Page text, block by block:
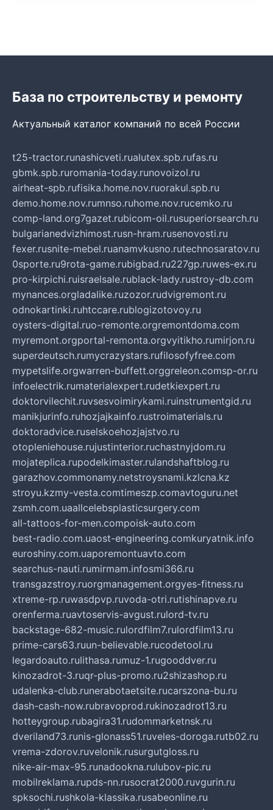
База по строительству и ремонту
Актуальный каталог компаний по всей России
t25-tractor.runashicveti.rualutex.spb.rufas.ru
gbmk.spb.ruromania-today.runovoizol.ru
airheat-spb.rufisika.home.nov.ruorakul.spb.ru
demo.home.nov.rumnso.ruhome.nov.rucemko.ru
comp-land.org7gazet.rubicom-oil.rusuperiorsearch.ru
bulgarianedvizhimost.rusn-hram.rusenovosti.ru
fexer.rusnite-mebel.ruanamvkusno.rutechnosaratov.ru
0sporte.ru9rota-game.rubigbad.ru227gp.ruwes-ex.ru
pro-kirpichi.ruisraelsale.rublack-lady.rustroy-db.com
mynances.orgladalike.ruzozor.rudvigremont.ru
odnokartinki.ruhtccare.rublogizotovoy.ru
oysters-digital.ruo-remonte.orgremontdoma.com
myremont.orgportal-remonta.orgvyitikho.rumirjon.ru
superdeutsch.rumycrazystars.rufilosofyfree.com
mypetslife.orgwarren-buffett.orggreleon.comsp-or.ru
infoelectrik.rumaterialexpert.rudetkiexpert.ru
doktorvilechit.ruvsesvoimirykami.ruinstrumentgid.ru
manikjurinfo.ruhozjajkainfo.rustroimaterials.ru
doktoradvice.ruselskoehozjajstvo.ru
otopleniehouse.rujustinterior.ruchastnyjdom.ru
mojateplica.rupodelkimaster.rulandshaftblog.ru
garazhov.commonamy.netstroysnami.kzlcna.kz
stroyu.kzmy-vesta.comtimeszp.comavtoguru.net
zsmh.com.uaallcelebsplasticsurgery.com
all-tattoos-for-men.compoisk-auto.com
best-radio.com.uaost-engineering.comkuryatnik.info
euroshiny.com.uaporemontuavto.com
searchus-nauti.rumirmam.infosmi366.ru
transgazstroy.ruorgmanagement.orgyes-fitness.ru
xtreme-rp.ruwasdpvp.ruvoda-otri.rutishinapve.ru
orenferma.ruavtoservis-avgust.rulord-tv.ru
backstage-682-music.rulordfilm7.rulordfilm13.ru
prime-cars63.ruun-believable.rucodetool.ru
legardoauto.rulithasa.rumuz-1.rugooddver.ru
kinozadrot-3.ruqr-plus-promo.ru2shizashop.ru
udalenka-club.runerabotaetsite.rucarszona-bu.ru
dash-cash-now.rubravoprod.rukinozadrot13.ru
hotteygroup.rubagira31.rudommarketnsk.ru
dveriland73.runis-glonass51.ruveles-doroga.rutb02.ru
vrema-zdorov.ruvelonik.rusurgutgloss.ru
nike-air-max-95.runadookna.rulubov-pic.ru
mobilreklama.rupds-nn.rusocrat2000.ruvgurin.ru
spksochi.rushkola-klassika.rusabeonline.ru